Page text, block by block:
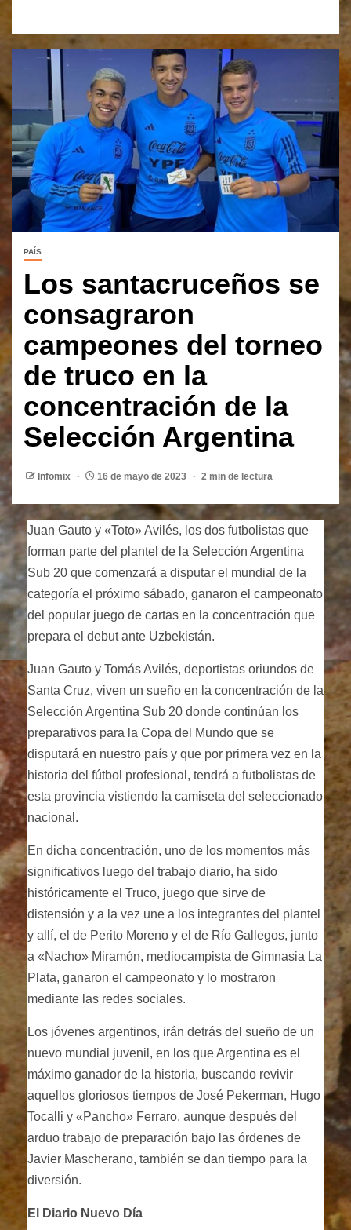
PAÍS
Los santacruceños se
consagraron
campeones del torneo
de truco en la
concentración de la
Selección Argentina
Infomix 16 de mayo de 2023 2 min de lectura
Juan Gauto y «Toto» Avilés, los dos futbolistas que
forman parte del plantel de la Selección Argentina
Sub 20 que comenzará a disputar el mundial de la
categoría el próximo sábado, ganaron el campeonato
del popular juego de cartas en la concentración que
prepara el debut ante Uzbekistán.
Juan Gauto y Tomás Avilés, deportistas oriundos de
Santa Cruz, viven un sueño en la concentración de la
Selección Argentina Sub 20 donde continúan los
preparativos para la Copa del Mundo que se
disputará en nuestro país y que por primera vez en la
historia del fútbol profesional, tendrá a futbolistas de
esta provincia vistiendo la camiseta del seleccionado
nacional.
En dicha concentración, uno de los momentos más
significativos luego del trabajo diario, ha sido
históricamente el Truco, juego que sirve de
distensión y a la vez une a los integrantes del plantel
y allí, el de Perito Moreno y el de Río Gallegos, junto
a «Nacho» Miramón, mediocampista de Gimnasia La
Plata, ganaron el campeonato y lo mostraron
mediante las redes sociales.
Los jóvenes argentinos, irán detrás del sueño de un
nuevo mundial juvenil, en los que Argentina es el
máximo ganador de la historia, buscando revivir
aquellos gloriosos tiempos de José Pekerman, Hugo
Tocalli y «Pancho» Ferraro, aunque después del
arduo trabajo de preparación bajo las órdenes de
Javier Mascherano, también se dan tiempo para la
diversión.
El Diario Nuevo Día